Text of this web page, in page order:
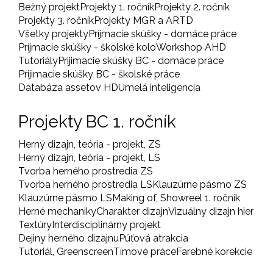
Bežný projektProjekty 1. ročníkProjekty 2. ročník
Projekty 3. ročníkProjekty MGR a ARTD
Všetky projektyPríjmacie skúšky - domáce práce
Príjmacie skúšky - školské koloWorkshop AHD
TutoriályPrijimacie skúšky BC - domáce práce
Prijimacie skúšky BC - školské práce
Databáza assetov HDUmelá inteligencia
Projekty BC 1. ročník
Herný dizajn, teória - projekt, ZS
Herný dizajn, teória - projekt, LS
Tvorba herného prostredia ZS
Tvorba herného prostredia LSKlauzúrne pásmo ZS
Klauzúrne pásmo LSMaking of, Showreel 1. ročník
Herné mechanikyCharakter dizajnVizuálny dizajn hier
TextúryInterdisciplinárny projekt
Dejiny herného dizajnuPúťová atrakcia
Tutoriál, GreenscreenTímové práceFarebné korekcie